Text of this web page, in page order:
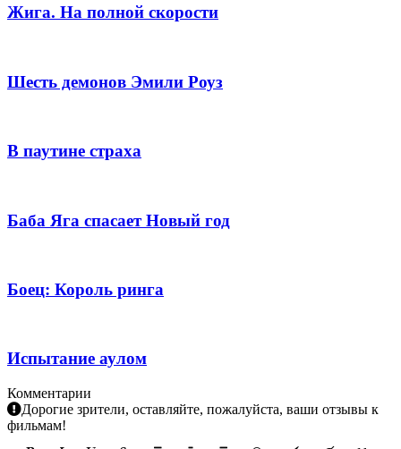
Жига. На полной скорости
Шесть демонов Эмили Роуз
В паутине страха
Баба Яга спасает Новый год
Боец: Король ринга
Испытание аулом
Комментарии
Дорогие зрители, оставляйте, пожалуйста, ваши отзывы к
фильмам!